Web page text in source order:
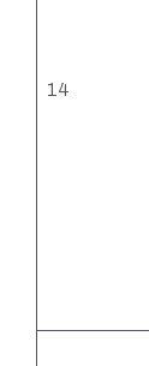
14